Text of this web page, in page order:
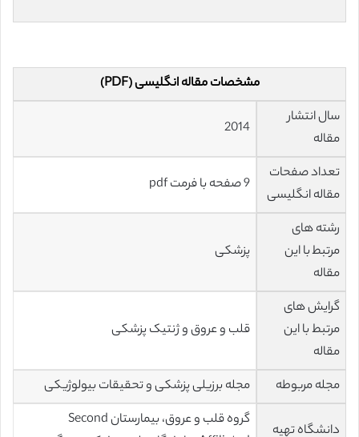
مشخصات مقاله انگلیسی (PDF)
سال انتشار
مقاله
2014
تعداد صفحات
مقاله انگلیسی
9 صفحه با فرمت pdf
رشته های
مرتبط با این
مقاله
پزشکی
گرایش های
مرتبط با این
مقاله
قلب و عروق و ژنتیک پزشکی
مجله مربوطه مجله برزیلی پزشکی و تحقیقات بیولوژیکی
دانشگاه تهیه
گروه قلب و عروق، بیمارستان Second